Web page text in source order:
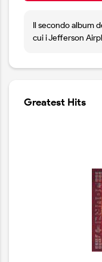
Il secondo album
cui i Jefferson
Greatest Hits